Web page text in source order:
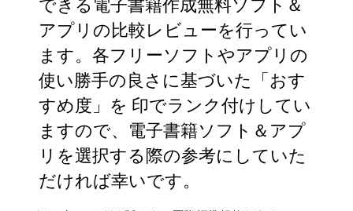
アプリの比較レビューを行ってい
ます。各フリーソフトやアプリの
使い勝手の良さに基づいた「おす
すめ度」を 印でランク付けしてい
ますので、電子書籍ソフト＆アプ
リを選択する際の参考にしていた
だければ幸いです。